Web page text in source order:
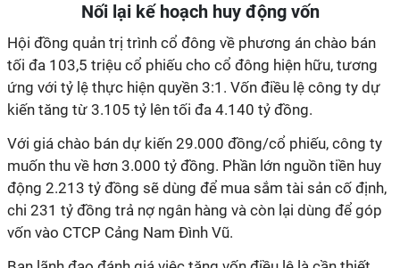
Nối lại kế hoạch huy động vốn
Hội đồng quản trị trình cổ đông về phương án chào bán
tối đa 103,5 triệu cổ phiếu cho cổ đông hiện hữu, tương
ứng với tỷ lệ thực hiện quyền 3:1. Vốn điều lệ công ty dự
kiến tăng từ 3.105 tỷ lên tối đa 4.140 tỷ đồng.
Với giá chào bán dự kiến 29.000 đồng/cổ phiếu, công ty
muốn thu về hơn 3.000 tỷ đồng. Phần lớn nguồn tiền huy
động 2.213 tỷ đồng sẽ dùng để mua sắm tài sản cố định,
chi 231 tỷ đồng trả nợ ngân hàng và còn lại dùng để góp
vốn vào CTCP Cảng Nam Đình Vũ.